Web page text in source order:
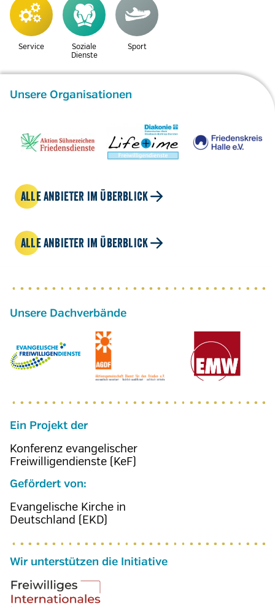
Service
Soziale
Dienste
Sport
Unsere Organisationen
ALLE ANBIETER IM ÜBERBLICK
ALLE ANBIETER IM ÜBERBLICK
Ein Projekt der
Konferenz evangelischer
Freiwilligendienste (KeF)
Gefördert von:
Evangelische Kirche in
Deutschland (EKD)
Wir unterstützen die Initiative